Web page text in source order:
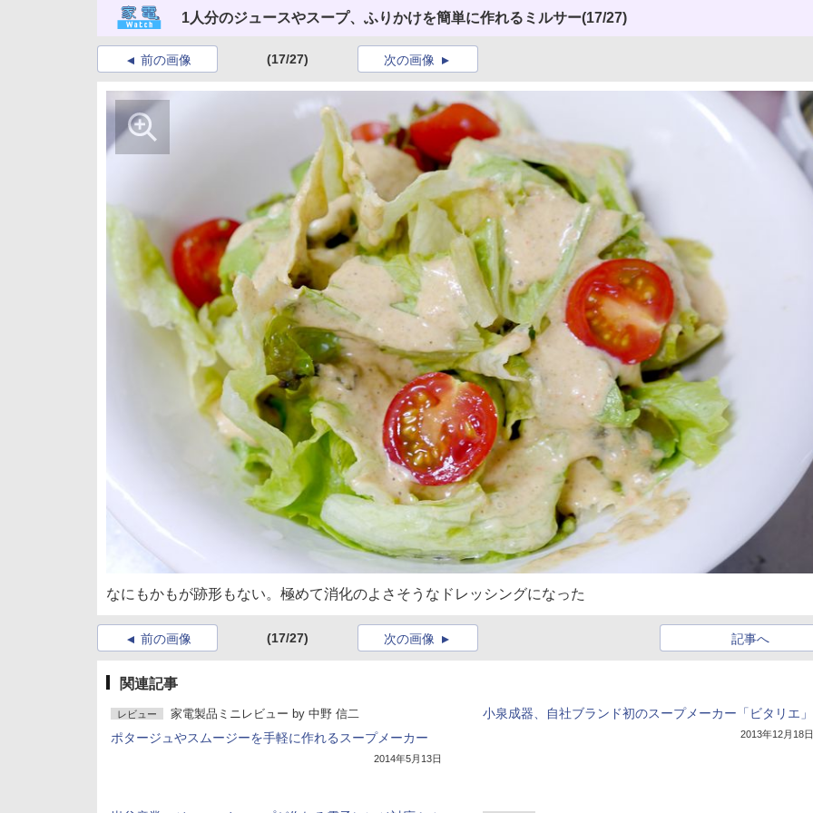
1人分のジュースやスープ、ふりかけを簡単に作れるミルサー(17/27)
前の画像 (17/27) 次の画像
なにもかもが跡形もない。極めて消化のよさそうなドレッシングになった
前の画像 (17/27) 記事へ
次の画像
関連記事
レビュー 家電製品ミニレビュー by 中野 信二
ポタージュやスムージーを手軽に作れるスープメーカー
2014年5月13日
小泉成器、自社ブランド初のスープメーカー「ビタリエ」
2013年12月18日